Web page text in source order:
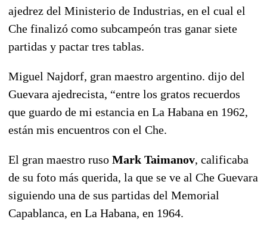
ajedrez del Ministerio de Industrias, en el cual el
Che finalizó como subcampeón tras ganar siete
partidas y pactar tres tablas.
Miguel Najdorf, gran maestro argentino. dijo del
Guevara ajedrecista, “entre los gratos recuerdos
que guardo de mi estancia en La Habana en 1962,
están mis encuentros con el Che.
El gran maestro ruso Mark Taimanov, calificaba
de su foto más querida, la que se ve al Che Guevara
siguiendo una de sus partidas del Memorial
Capablanca, en La Habana, en 1964.